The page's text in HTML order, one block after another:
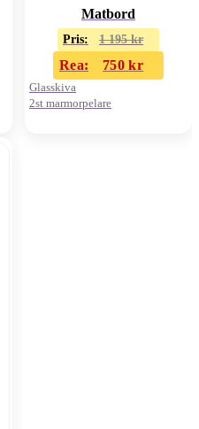
Matbord
Pris: 1 195kr
Rea: 750kr
Glasskiva
2st marmorpelare